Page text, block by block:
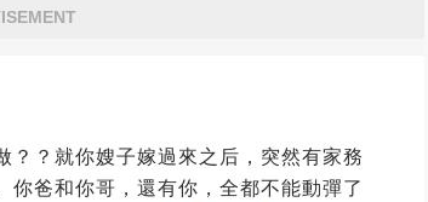
？？就你嫂子嫁過來之后，突然有家務
你爸和你哥，還有你，全都不能動彈了